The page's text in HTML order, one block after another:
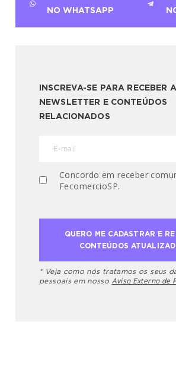
NO WHATSAPP
INSCREVA-SE PARA RECEBER A
NEWSLETTER E CONTEÚDOS
RELACIONADOS
Concordo em receber
FecomercioSP.
* Veja como nós tratamos os seus
pessoais em nosso Aviso Externo de